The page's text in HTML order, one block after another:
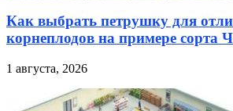
Как выбрать петрушку для
корнеплодов на примере сорта
1 августа, 2026